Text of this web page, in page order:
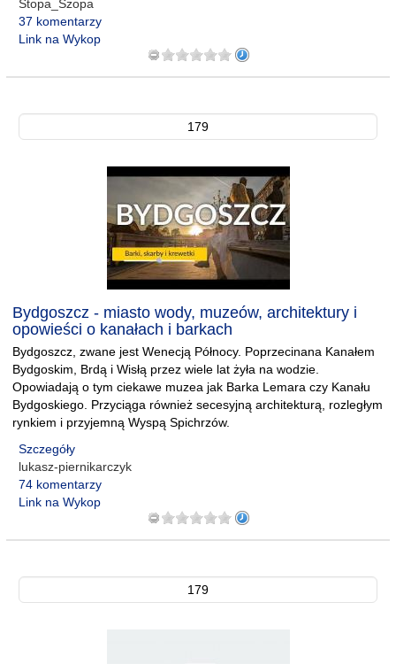
Stopa_Szopa
37 komentarzy
Link na Wykop
179
Bydgoszcz - miasto wody, muzeów, architektury i
opowieści o kanałach i barkach
Bydgoszcz, zwane jest Wenecją Północy. Poprzecinana Kanałem
Bydgoskim, Brdą i Wisłą przez wiele lat żyła na wodzie.
Opowiadają o tym ciekawe muzea jak Barka Lemara czy Kanału
Bydgoskiego. Przyciąga również secesyjną architekturą, rozległym
rynkiem i przyjemną Wyspą Spichrzów.
Szczegóły
lukasz-piernikarczyk
74 komentarzy
Link na Wykop
179